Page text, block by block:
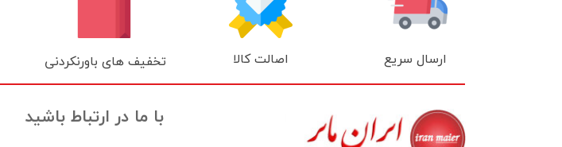
ارسال سریع اصالت کالا تخفیف های باورنکردنی
با ما در ارتباط باشید